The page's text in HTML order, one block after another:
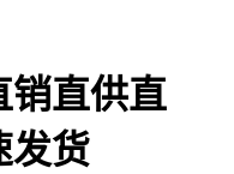
销直供直
发货